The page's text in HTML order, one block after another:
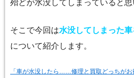
殆どが水没してしまっていると思
そこで今回は水没してしまった
について紹介します。
「車が水没したら……修理と買取どっちが